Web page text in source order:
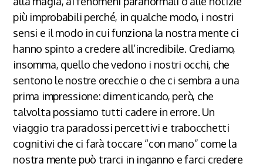
più improbabili perché, in qualche modo, i nostri
sensi e il modo in cui funziona la nostra mente ci
hanno spinto a credere all’incredibile. Crediamo,
insomma, quello che vedono i nostri occhi, che
sentono le nostre orecchie o che ci sembra a una
prima impressione: dimenticando, però, che
talvolta possiamo tutti cadere in errore. Un
viaggio tra paradossi percettivi e trabocchetti
cognitivi che ci farà toccare “con mano” come la
nostra mente può trarci in inganno e farci credere